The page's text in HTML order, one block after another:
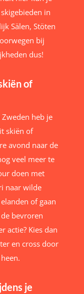
in
Sälen, Stöten
bij
dus!
of
heb je
skiën of
avond naar de
veel meer te
doen met
naar wilde
of gaan
bevroren
actie? Kies dan
en cross door
je